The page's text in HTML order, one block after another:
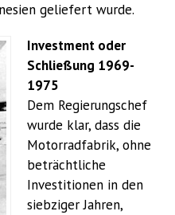
geliefert wurde.
Investment oder
Schließung 1969-
1975
Dem Regierungschef
wurde klar, dass die
Motorradfabrik, ohne
beträchtliche
Investitionen in den
siebziger Jahren,